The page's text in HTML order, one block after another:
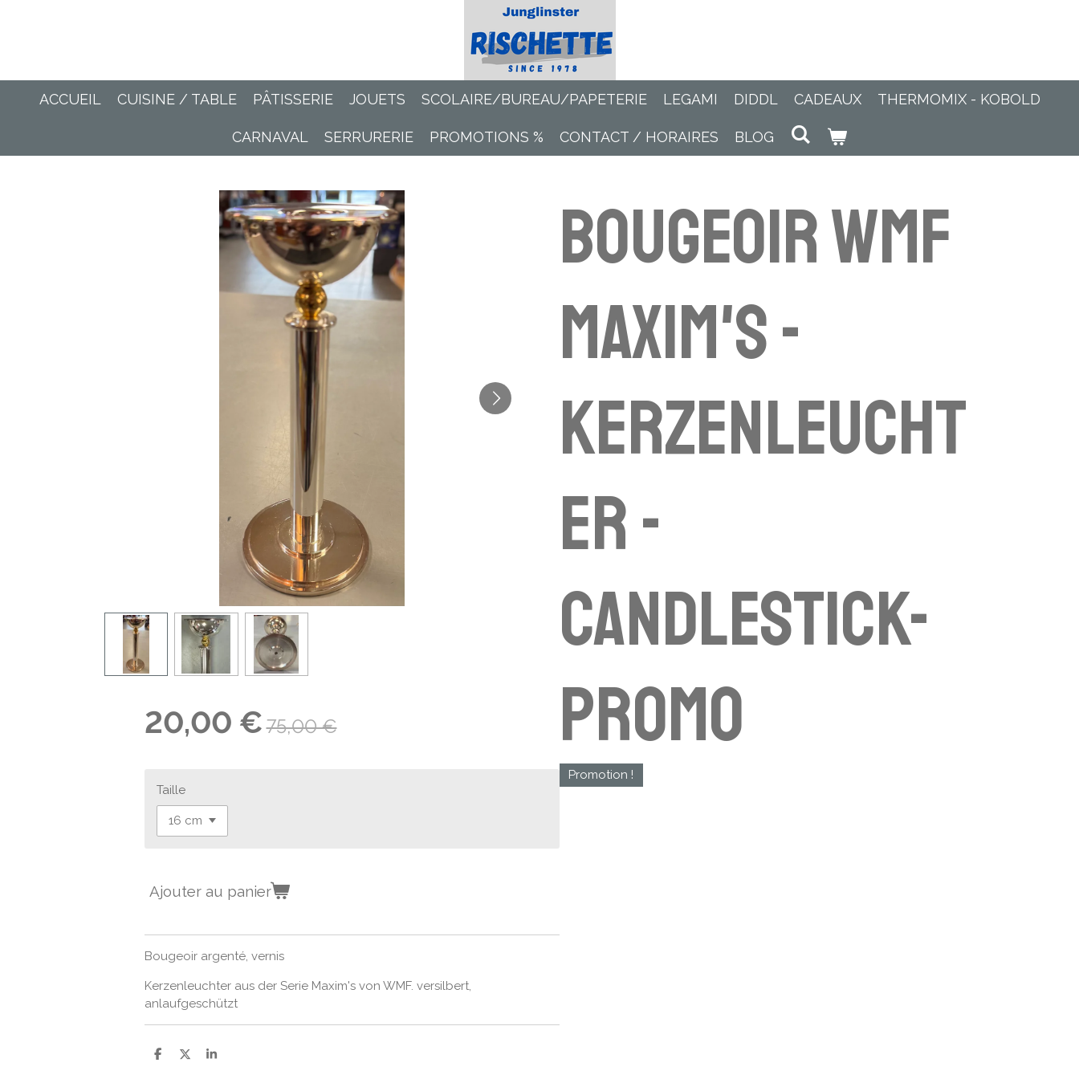
ACCUEIL CUISINE / TABLE PÂTISSERIE JOUETS SCOLAIRE/BUREAU/PAPETERIE LEGAMI DIDDL CADEAUX THERMOMIX - KOBOLD
CARNAVAL SERRURERIE PROMOTIONS % CONTACT / HORAIRES BLOG
Bougeoir WMF
Maxim's -
Kerzenleucht
er -
candlestick-
promo
Promotion !
20,00 €75,00 €
Taille
Ajouter au panier
Bougeoir argenté, vernis
Kerzenleuchter aus der Serie Maxim's von WMF. versilbert,
anlaufgeschützt
P
P
P